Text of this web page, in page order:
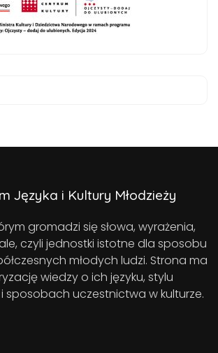
Języka i Kultury Młodzieży
gromadzi się słowa, wyrażenia,
czyli jednostki istotne dla sposobu
młodych ludzi. Strona ma
wiedzy o ich języku, stylu
sposobach uczestnictwa w kulturze.